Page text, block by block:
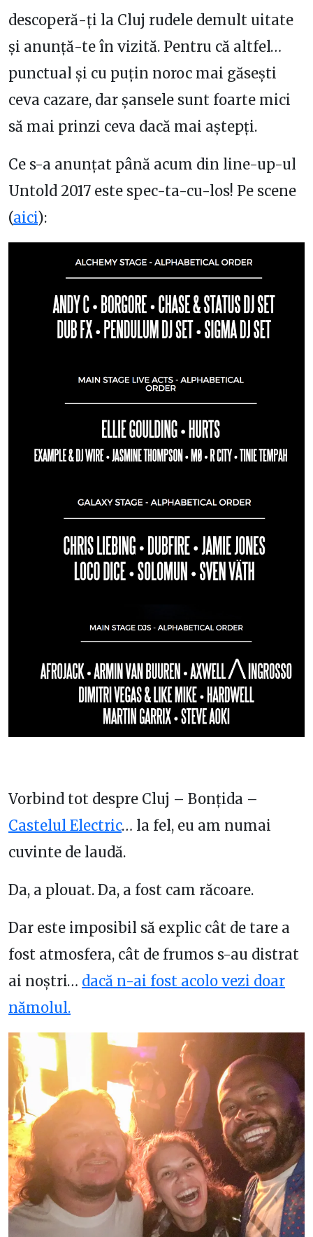
descoperă-ți la Cluj rudele demult uitate
și anunță-te în vizită. Pentru că altfel…
punctual și cu puțin noroc mai găsești
ceva cazare, dar șansele sunt foarte mici
să mai prinzi ceva dacă mai aștepți.
Ce s-a anunțat până acum din line-up-ul
Untold 2017 este spec-ta-cu-los! Pe scene
(aici):
Vorbind tot despre Cluj – Bonțida –
Castelul Electric… la fel, eu am numai
cuvinte de laudă.
Da, a plouat. Da, a fost cam răcoare.
Dar este imposibil să explic cât de tare a
fost atmosfera, cât de frumos s-au distrat
ai noștri… dacă n-ai fost acolo vezi doar
nămolul.